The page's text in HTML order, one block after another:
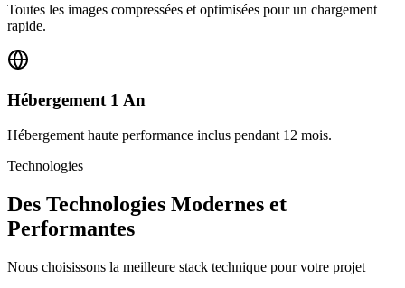
Toutes les images compressées et optimisées pour un chargement
rapide.
Hébergement 1 An
Hébergement haute performance inclus pendant 12 mois.
Technologies
Des Technologies Modernes et
Performantes
Nous choisissons la meilleure stack technique pour votre projet